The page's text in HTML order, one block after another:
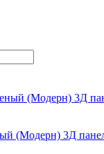
(Модерн) 3Д